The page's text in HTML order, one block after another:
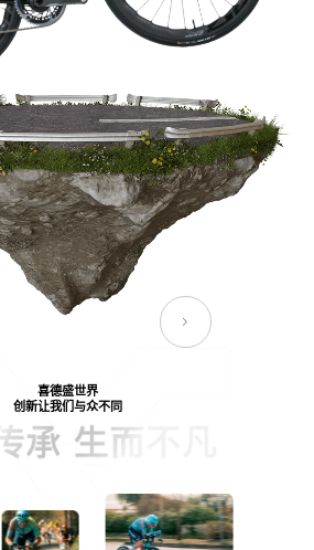
喜德盛世界
创新让我们与众不同